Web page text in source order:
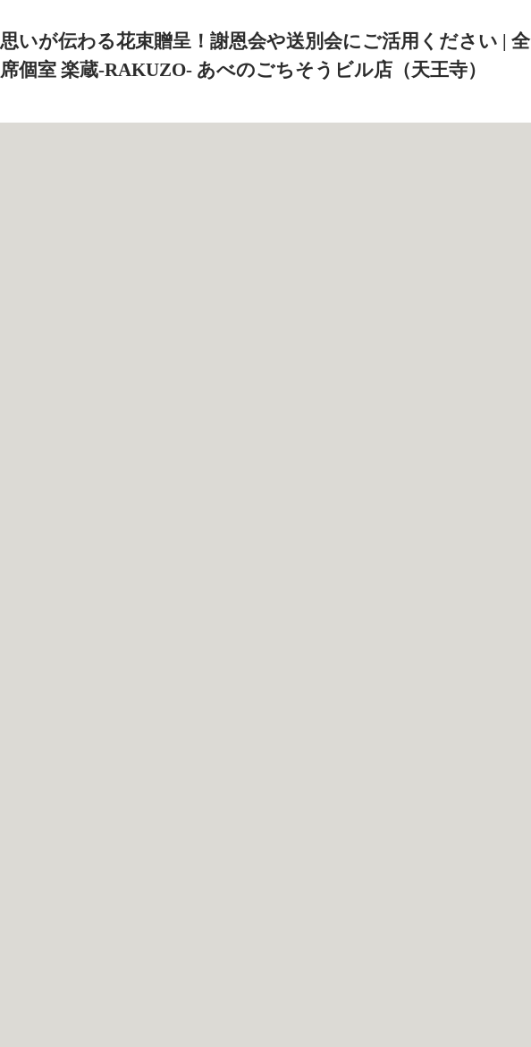
思いが伝わる花束贈呈！謝恩会や送別会にご活用ください | 全
席個室 楽蔵‐RAKUZO‐ あべのごちそうビル店（天王寺）